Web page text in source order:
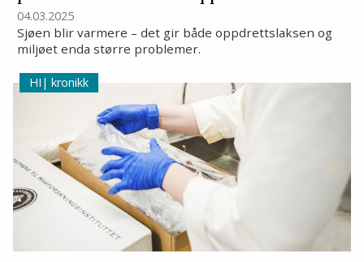
04.03.2025
Sjøen blir varmere – det gir både oppdrettslaksen og
miljøet enda større problemer.
kronikk